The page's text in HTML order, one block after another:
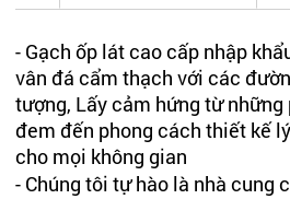
- Gạch ốp lát cao cấp nhập
vân đá cẩm thạch với các
tượng, Lấy cảm hứng từ
đem đến phong cách thiết kế
cho mọi không gian
- Chúng tôi tự hào là nhà cung